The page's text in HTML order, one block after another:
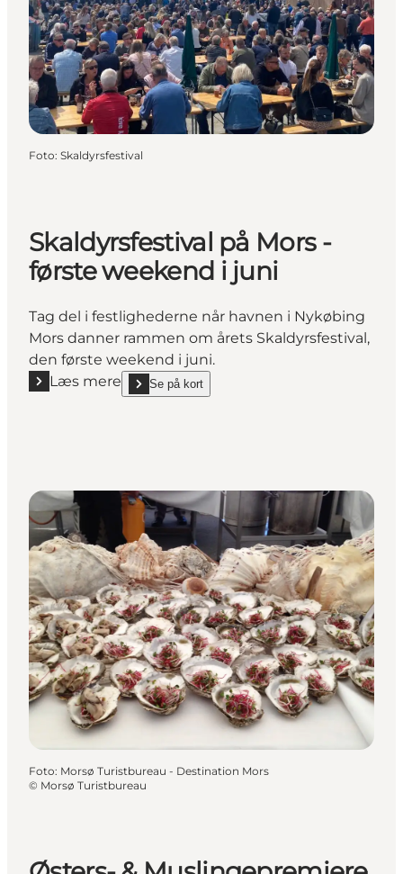
Foto: Skaldyrsfestival
Skaldyrsfestival på Mors -
første weekend i juni
Tag del i festlighederne når havnen i Nykøbing
Mors danner rammen om årets Skaldyrsfestival,
den første weekend i juni.
Læs mere
Læs mere "Skaldyrsfestival på Mors - første
Se på kort
show Skaldyrsfestival på Mors - første weekend i
Foto: Morsø Turistbureau - Destination Mors
© Morsø Turistbureau